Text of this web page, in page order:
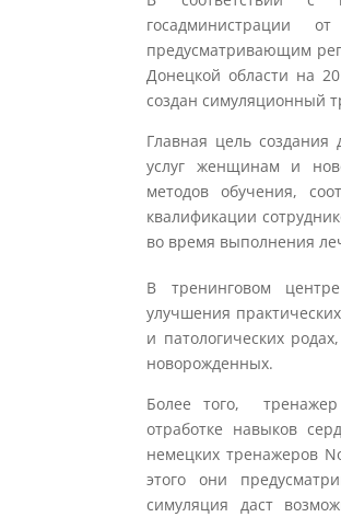
госадминистрации
предусматривающим
Донецкой области на
создан симуляционный
Главная цель
услуг женщинам и
методов обучения,
квалификации
во время выполнения
В тренинговом
улучшения
и патологических
новорожденных.
Более того, тренажер
отработке навыков
немецких тренажеров
этого они
симуляция даст